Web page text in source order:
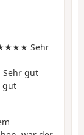
Sehr
gut